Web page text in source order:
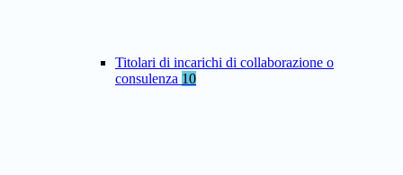
Titolari di incarichi di collaborazione o
consulenza 10